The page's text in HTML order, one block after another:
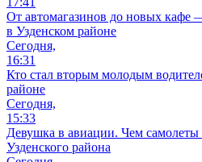
От автомагазинов до новых кафе
в Узденском районе
Сегодня,
16:31
Кто стал вторым молодым
районе
Сегодня,
15:33
Девушка в авиации. Чем
Узденского района